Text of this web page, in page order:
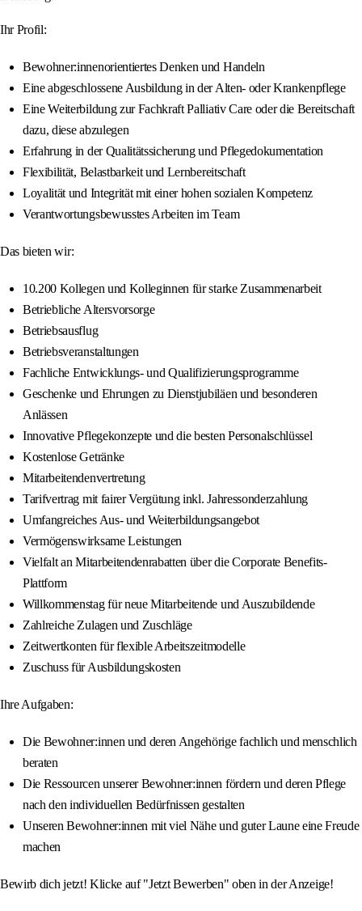
Ihr Profil:
Bewohner:innenorientiertes Denken und Handeln
Eine abgeschlossene Ausbildung in der Alten- oder Krankenpflege
Eine Weiterbildung zur Fachkraft Palliativ Care oder die Bereitschaft
dazu, diese abzulegen
Erfahrung in der Qualitätssicherung und Pflegedokumentation
Flexibilität, Belastbarkeit und Lernbereitschaft
Loyalität und Integrität mit einer hohen sozialen Kompetenz
Verantwortungsbewusstes Arbeiten im Team
Das bieten wir:
10.200 Kollegen und Kolleginnen für starke Zusammenarbeit
Betriebliche Altersvorsorge
Betriebsausflug
Betriebsveranstaltungen
Fachliche Entwicklungs- und Qualifizierungsprogramme
Geschenke und Ehrungen zu Dienstjubiläen und besonderen
Anlässen
Innovative Pflegekonzepte und die besten Personalschlüssel
Kostenlose Getränke
Mitarbeitendenvertretung
Tarifvertrag mit fairer Vergütung inkl. Jahressonderzahlung
Umfangreiches Aus- und Weiterbildungsangebot
Vermögenswirksame Leistungen
Vielfalt an Mitarbeitendenrabatten über die Corporate Benefits-
Plattform
Willkommenstag für neue Mitarbeitende und Auszubildende
Zahlreiche Zulagen und Zuschläge
Zeitwertkonten für flexible Arbeitszeitmodelle
Zuschuss für Ausbildungskosten
Ihre Aufgaben:
Die Bewohner:innen und deren Angehörige fachlich und menschlich
beraten
Die Ressourcen unserer Bewohner:innen fördern und deren Pflege
nach den individuellen Bedürfnissen gestalten
Unseren Bewohner:innen mit viel Nähe und guter Laune eine Freude
machen
Bewirb dich jetzt! Klicke auf "Jetzt Bewerben" oben in der Anzeige!